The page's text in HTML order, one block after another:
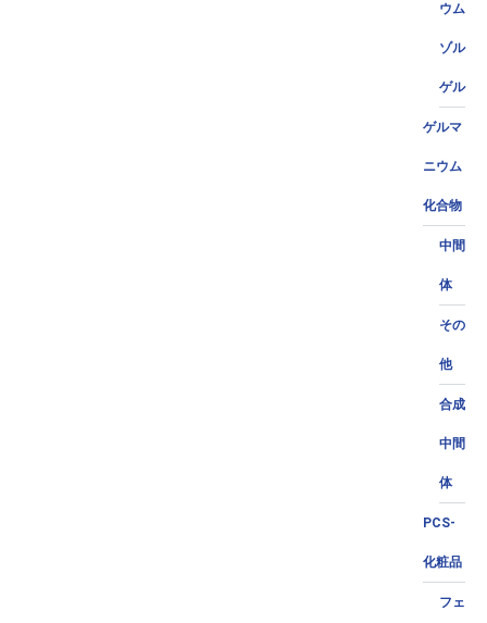
ウム
ゾル
ゲル
ゲルマ
ニウム
化合物
中間
体
その
他
合成
中間
体
PCS-
化粧品
フェ